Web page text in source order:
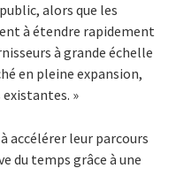
alors que les
à étendre rapidement
à grande échelle
en pleine expansion,
»
accélérer leur parcours
du temps grâce à une